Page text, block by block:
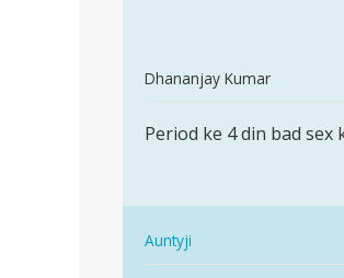
Dhananjay KumarIn
to
protection
ek
Period
bad
sex
Period ke 4 din bad
Auntyji
reply